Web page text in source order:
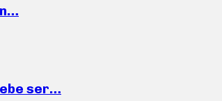
ser…